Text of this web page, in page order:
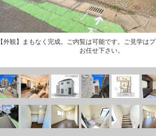
【外観】まもなく完成。ご内覧は可能です。ご見学は
お任せ下さい。